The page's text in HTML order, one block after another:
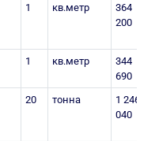
1 кв.метр
364
200
1 кв.метр
344
690
20 тонна
1 246
040